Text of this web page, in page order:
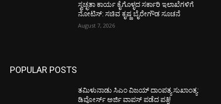
ಸ್ವಚ್ಛತಾ ಕಾರ್ಯ ಕೈಗೊಳ್ಳದ ಸರ್ಕಾರಿ ಇಲಾಖೆಗಳಿಗೆ
ನೋಟಿಸ್: ಸಚಿವ ಕೃಷ್ಣ ಬೈರೇಗೌಡ ಸೂಚನೆ
August 7, 2026
POPULAR POSTS
ತಮಿಳುನಾಡು ಸಿಎಂ ವಿಜಯ್‌ ದಾಂಪತ್ಯ ಸುಖಾಂತ್ಯ:
ಡಿವೋರ್ಸ್‌ ಅರ್ಜಿ ವಾಪಸ್‌ ಪಡೆದ ಪತ್ನಿ!